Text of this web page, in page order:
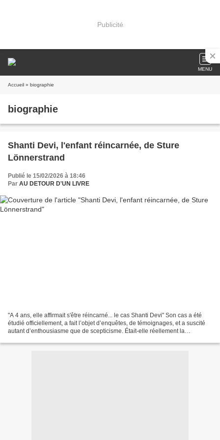
Publicité
MENU
Accueil » biographie
biographie
Shanti Devi, l'enfant réincarnée, de Sture
Lönnerstrand
Publié le 15/02/2026 à 18:46
Par AU DETOUR D'UN LIVRE
"A 4 ans, elle affirmait s'être réincarné... le cas Shanti Devi" Son cas a été
étudié officiellement, a fait l’objet d’enquêtes, de témoignages, et a suscité
autant d’enthousiasme que de scepticisme. Était-elle réellement la